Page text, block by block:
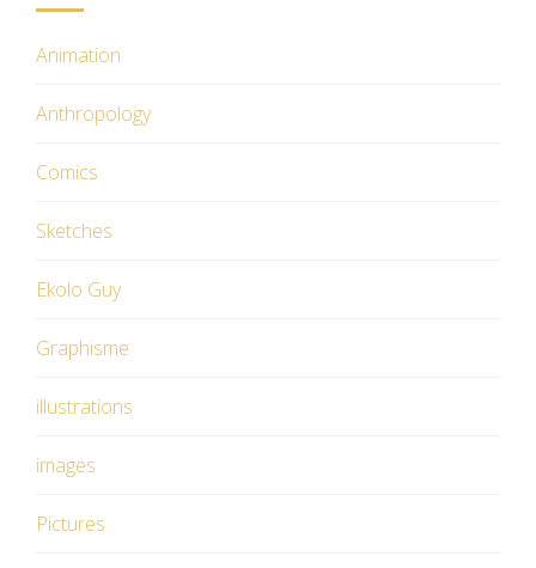
Animation
Anthropology
Comics
Sketches
Ekolo Guy
Graphisme
illustrations
images
Pictures